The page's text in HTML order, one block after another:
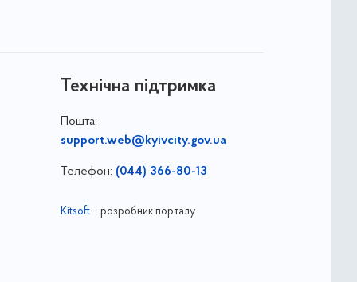
Технічна підтримка
Пошта:
support.web@kyivcity.gov.ua
Телефон: (044) 366-80-13
Kitsoft– розробник порталу